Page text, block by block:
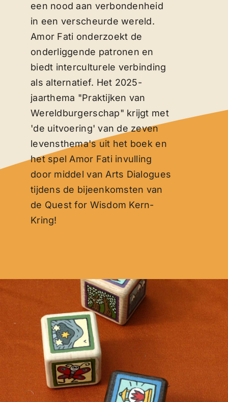
een nood aan verbondenheid
in een verscheurde wereld.
Amor Fati onderzoekt de
onderliggende patronen en
biedt interculturele verbinding
als alternatief. Het 2025-
jaarthema "Praktijken van
Wereldburgerschap" krijgt met
'de uitvoering' van de zeven
levensthema's uit het boek en
het spel Amor Fati invulling
door middel van Arts Dialogues
tijdens de bijeenkomsten van
de Quest for Wisdom Kern-
Kring!